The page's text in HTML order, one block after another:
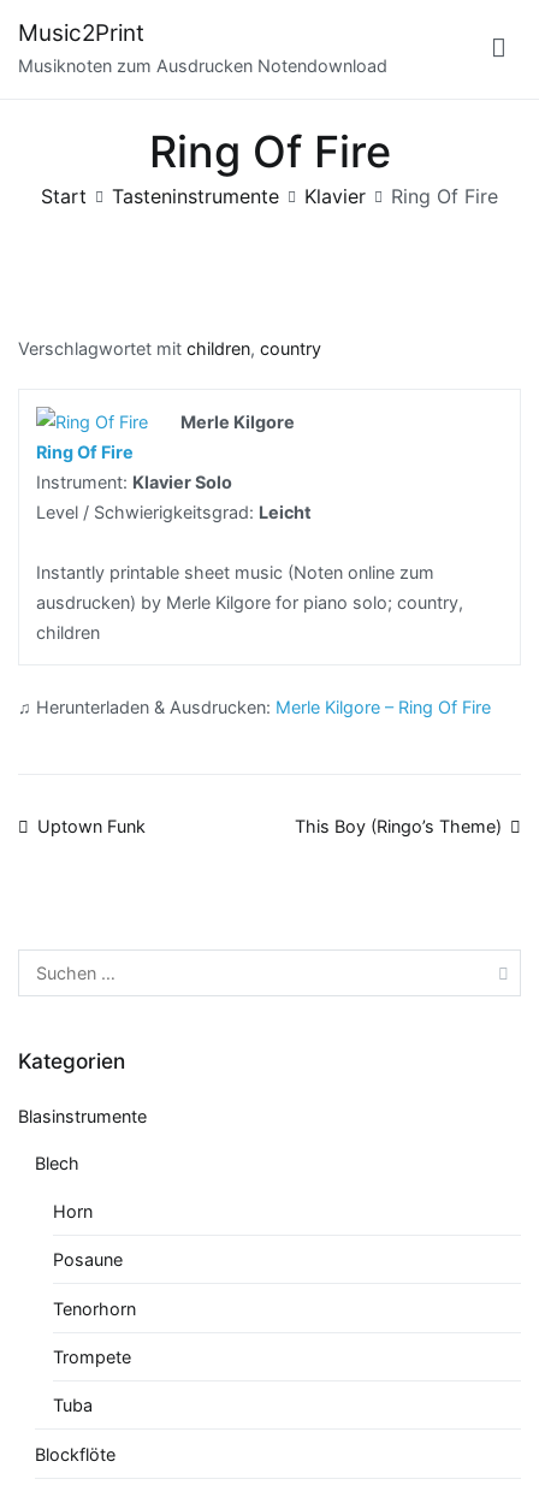
Inhalt
springen
Music2Print
Musiknoten zum Ausdrucken Notendownload
Ring Of Fire
Start Tasteninstrumente Klavier Ring Of Fire
Verschlagwortet mit children, country
Merle Kilgore
Ring Of Fire
Instrument: Klavier Solo
Level / Schwierigkeitsgrad: Leicht
Instantly printable sheet music (Noten online zum
ausdrucken) by Merle Kilgore for piano solo; country,
children
♫ Herunterladen & Ausdrucken: Merle Kilgore – Ring Of Fire
Beitragsnavigation
Uptown Funk This Boy (Ringo’s Theme)
Suchen
nach:
Kategorien
Blasinstrumente
Blech
Horn
Posaune
Tenorhorn
Trompete
Tuba
Blockflöte